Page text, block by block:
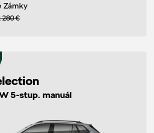
Zámky
280 €
5-stup. manuál